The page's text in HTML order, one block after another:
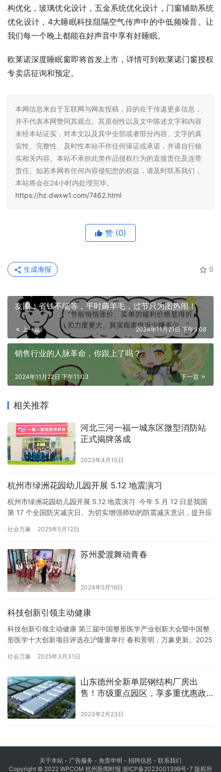
构优化，玻璃优化设计，五金系统优化设计，门窗辅助系统
优化设计，4大睡眠科技阻隔空气传声中的中低频噪音。让
我们每一个晚上都能在好声音中享有好睡眠。
欧莱诺深度睡眠窗即将首发上市，详情可到欧莱诺门窗授权
专卖店征询和预定。
本网信息来自于互联网与网友投稿，目的在于传递更多信息，
并不代表本网赞同其观点。其原创性以及文中陈述文字和内容
未经本站证实，对本文以及其中全部或者部分内容、文字的真
实性、完整性、及时性本站不作任何保证或承诺，并请自行核
实相关内容。本站不承担此类作品侵权行为的直接责任及连带
责任。如若本网有任何内容侵犯您的权益，请及时联系我们，
本站将会在24小时内处理完毕。
https://hz.dwxw1.com/7462.html
赞 (0)
0
生成海报
友圃：省钱不能等，平时薅羊毛，过节只为图热闹！
上一篇 2024年11月21日 下午5:08
销售行业的人脉革命，你跟上了吗？
下一篇
2024年11月22日 下午11:03
相关推荐
河北三河一福一城东区微型消防站
正式揭牌落成
2023年4月10日
杭州市绿洲花园幼儿园开展 5.12 地震演习
杭州市绿洲花园幼儿园开展 5.12 地震演习 今年 5 月 12 日是我国
第 17 个全国防灾减灾日。为切实增强师幼的防震减灾意识，提升应
震演习活动。 当日，随着一阵尖锐的警报声在校园内骤然响起，地
避。孩子们在老师的指导下，有的迅速钻到坚固的桌…
社会万象 2025年5月12日
苏州爱渡舞动青春
2024年5月16日
科技创新引领主动健康
科技创新引领主动健康 第三届中国整形医学产业创新大会暨中国整
形医学十大创新项目评选在沪隆重举行 春和景明，万象更新。2025
创新基金、上海整形医学产业创新研究院、昆山市工业技术研究院
届中国整形医学产业创新大会暨中国整形医学十大创新项目评选在…
社会万象 2025年3月31日
山东德州全新单层钢结构厂房出
售！市级重点园区，享多重优惠政
2023年2月23日
关于本站 - 广告服务 - 免责申明 - 招聘信息 - 联系我们
Copyright © 2022 WPCOM 杭州新闻时报 浙ICP备2023001399号-7 版权所